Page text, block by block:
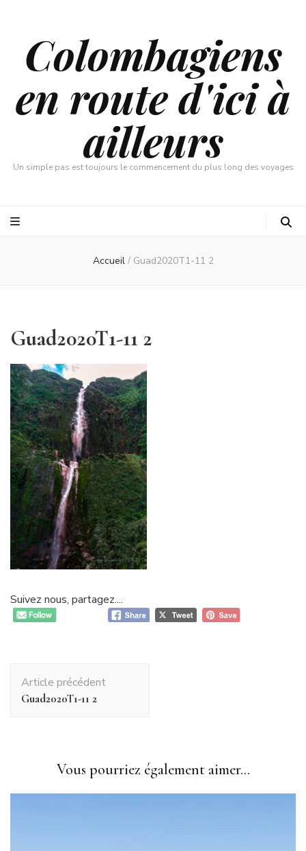
Colombagiens
en route d'ici à
ailleurs
Un simple pas est toujours le commencement du plus long des voyages
Accueil / Guad2020T1-11 2
Guad2020T1-11 2
Suivez nous, partagez....
d'article
Article précédent
Guad2020T1-11 2
Vous pourriez également aimer...